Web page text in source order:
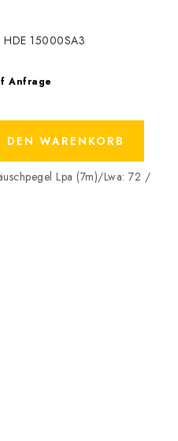
HDE 15000SA3
Anfrage
DEN WARENKORB
Lpa (7m)/Lwa: 72 /